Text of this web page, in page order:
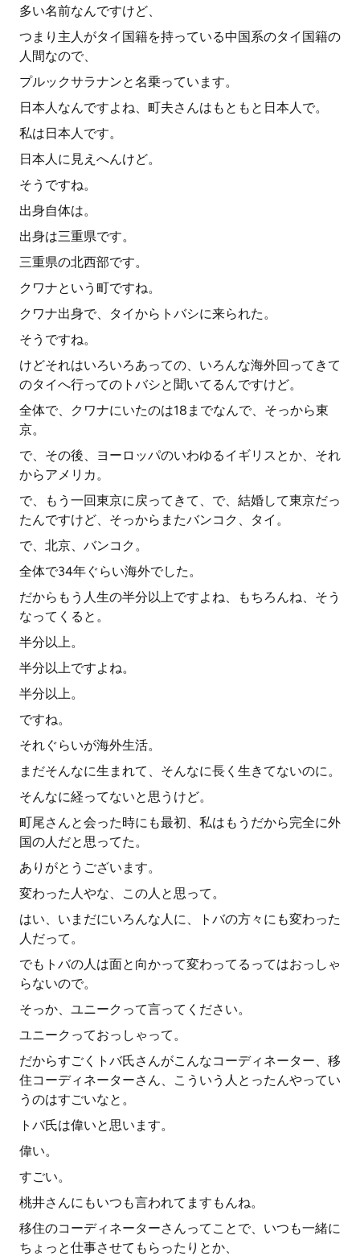
多い名前なんですけど、
つまり主人がタイ国籍を持っている中国系のタイ国籍の
人間なので、
プルックサラナンと名乗っています。
日本人なんですよね、町夫さんはもともと日本人で。
私は日本人です。
日本人に見えへんけど。
そうですね。
出身自体は。
出身は三重県です。
三重県の北西部です。
クワナという町ですね。
クワナ出身で、タイからトバシに来られた。
そうですね。
けどそれはいろいろあっての、いろんな海外回ってきて
のタイへ行ってのトバシと聞いてるんですけど。
全体で、クワナにいたのは18までなんで、そっから東
京。
で、その後、ヨーロッパのいわゆるイギリスとか、それ
からアメリカ。
で、もう一回東京に戻ってきて、で、結婚して東京だっ
たんですけど、そっからまたバンコク、タイ。
で、北京、バンコク。
全体で34年ぐらい海外でした。
だからもう人生の半分以上ですよね、もちろんね、そう
なってくると。
半分以上。
半分以上ですよね。
半分以上。
ですね。
それぐらいが海外生活。
まだそんなに生まれて、そんなに長く生きてないのに。
そんなに経ってないと思うけど。
町尾さんと会った時にも最初、私はもうだから完全に外
国の人だと思ってた。
ありがとうございます。
変わった人やな、この人と思って。
はい、いまだにいろんな人に、トバの方々にも変わった
人だって。
でもトバの人は面と向かって変わってるってはおっしゃ
らないので。
そっか、ユニークって言ってください。
ユニークっておっしゃって。
だからすごくトバ氏さんがこんなコーディネーター、移
住コーディネーターさん、こういう人とったんやってい
うのはすごいなと。
トバ氏は偉いと思います。
偉い。
すごい。
桃井さんにもいつも言われてますもんね。
移住のコーディネーターさんってことで、いつも一緒に
ちょっと仕事させてもらったりとか、